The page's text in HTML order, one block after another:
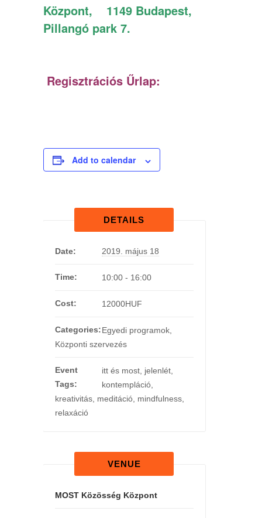
Központ, 1149 Budapest,
Pillangó park 7.
Regisztrációs Űrlap:
Add to calendar
DETAILS
Date: 2019. május 18
Time: 10:00 - 16:00
Cost: 12000HUF
Categories:Egyedi programok,
Központi szervezés
Event
Tags:
itt és most, jelenlét,
kontempláció,
kreativitás, meditáció, mindfulness,
relaxáció
VENUE
MOST Közösség Központ